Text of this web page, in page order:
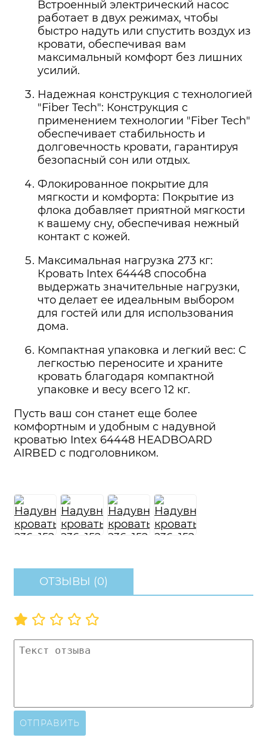
Встроенный электрический насос
работает в двух режимах, чтобы
быстро надуть или спустить воздух из
кровати, обеспечивая вам
максимальный комфорт без лишних
усилий.
Надежная конструкция с технологией
"Fiber Tech": Конструкция с
применением технологии "Fiber Tech"
обеспечивает стабильность и
долговечность кровати, гарантируя
безопасный сон или отдых.
Флокированное покрытие для
мягкости и комфорта: Покрытие из
флока добавляет приятной мягкости
к вашему сну, обеспечивая нежный
контакт с кожей.
Максимальная нагрузка 273 кг:
Кровать Intex 64448 способна
выдержать значительные нагрузки,
что делает ее идеальным выбором
для гостей или для использования
дома.
Компактная упаковка и легкий вес: С
легкостью переносите и храните
кровать благодаря компактной
упаковке и весу всего 12 кг.
Пусть ваш сон станет еще более
комфортным и удобным с надувной
кроватью Intex 64448 HEADBOARD
AIRBED с подголовником.
ОТЗЫВЫ (0)
ОТПРАВИТЬ